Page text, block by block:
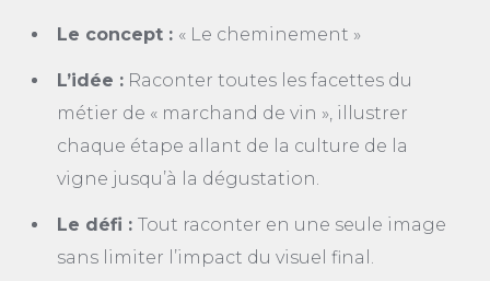
Le concept : « Le cheminement »
L’idée : Raconter toutes les facettes du
métier de « marchand de vin », illustrer
chaque étape allant de la culture de la
vigne jusqu’à la dégustation.
Le défi : Tout raconter en une seule image
sans limiter l’impact du visuel final.